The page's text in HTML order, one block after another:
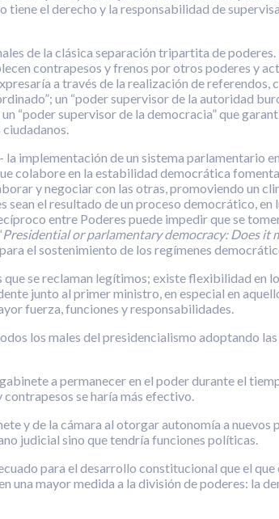
tiene el derecho y la responsabilidad de
de la clásica separación tripartita de
contrapesos y frenos por otros poderes y
a través de la realización de
un “poder supervisor de la autoridad
“poder supervisor de la democracia” que
de un sistema parlamentario
colabore en la estabilidad democrática
y negociar con las otras, promoviendo un
el resultado de un proceso democrático,
entre Poderes puede impedir que se
Presidential or parlamentary democracy: Does it
el sostenimiento de los regímenes
se reclaman legítimos; existe flexibilidad en
junto al primer ministro, en especial en
fuerza, funciones y responsabilidades.
los males del presidencialismo adoptando
a permanecer en el poder durante el
se haría más efectivo.
y de la cámara al otorgar autonomía a
judicial sino que tendría funciones políticas.
para el desarrollo constitucional que el
una mayor medida a la división de poderes: la